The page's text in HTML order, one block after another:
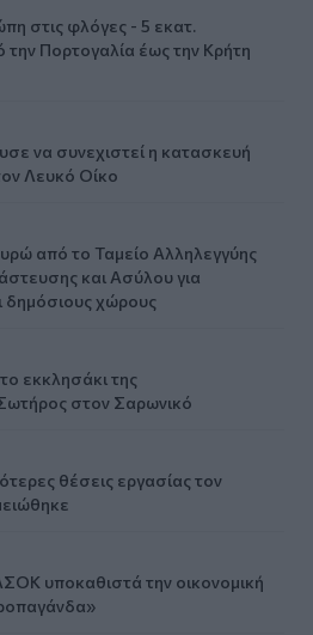
στις φλόγες - 5 εκατ.
Πορτογαλία έως την Κρήτη
να συνεχιστεί η κατασκευή
Λευκό Οίκο
από το Ταμείο Αλληλεγγύης
και Ασύλου για
δημόσιους χώρους
εκκλησάκι της
στον Σαρωνικό
θέσεις εργασίας τον
υποκαθιστά την οικονομική